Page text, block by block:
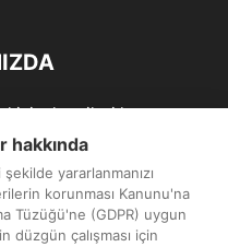
kişisel verileri koruma
odaklanarak bu sektörlerle
yayınlayan bir
hakkında
yararlanmanızı
korunması Kanunu'na
Tüzüğü'ne (GDPR) uygun
düzgün çalışması için